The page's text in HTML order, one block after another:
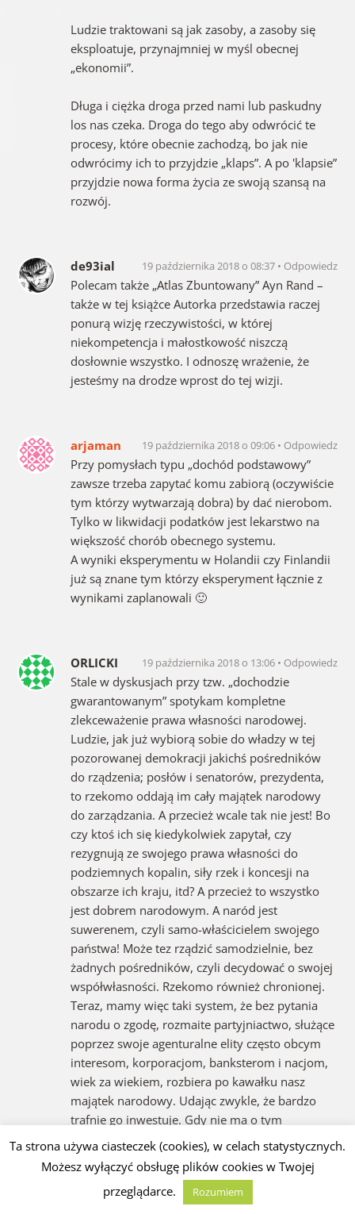
Ludzie traktowani są jak zasoby, a zasoby się
eksploatuje, przynajmniej w myśl obecnej
„ekonomii”.
Długa i ciężka droga przed nami lub paskudny
los nas czeka. Droga do tego aby odwrócić te
procesy, które obecnie zachodzą, bo jak nie
odwrócimy ich to przyjdzie „klaps”. A po 'klapsie”
przyjdzie nowa forma życia ze swoją szansą na
rozwój.
de93ial 19 października 2018 o 08:37 Odpowiedz
Polecam także „Atlas Zbuntowany” Ayn Rand –
także w tej książce Autorka przedstawia raczej
ponurą wizję rzeczywistości, w której
niekompetencja i małostkowość niszczą
dosłownie wszystko. I odnoszę wrażenie, że
jesteśmy na drodze wprost do tej wizji.
arjaman 19 października 2018 o 09:06 Odpowiedz
Przy pomysłach typu „dochód podstawowy”
zawsze trzeba zapytać komu zabiorą (oczywiście
tym którzy wytwarzają dobra) by dać nierobom.
Tylko w likwidacji podatków jest lekarstwo na
większość chorób obecnego systemu.
A wyniki eksperymentu w Holandii czy Finlandii
już są znane tym którzy eksperyment łącznie z
wynikami zaplanowali 🙂
ORLICKI 19 października 2018 o 13:06 Odpowiedz
Stale w dyskusjach przy tzw. „dochodzie
gwarantowanym” spotykam kompletne
zlekceważenie prawa własności narodowej.
Ludzie, jak już wybiorą sobie do władzy w tej
pozorowanej demokracji jakichś pośredników
do rządzenia; posłów i senatorów, prezydenta,
to rzekomo oddają im cały majątek narodowy
do zarządzania. A przecież wcale tak nie jest! Bo
czy ktoś ich się kiedykolwiek zapytał, czy
rezygnują ze swojego prawa własności do
podziemnych kopalin, siły rzek i koncesji na
obszarze ich kraju, itd? A przecież to wszystko
jest dobrem narodowym. A naród jest
suwerenem, czyli samo-właścicielem swojego
państwa! Może tez rządzić samodzielnie, bez
żadnych pośredników, czyli decydować o swojej
współwłasności. Rzekomo również chronionej.
Teraz, mamy więc taki system, że bez pytania
narodu o zgodę, rozmaite partyjniactwo, służące
poprzez swoje agenturalne elity często obcym
interesom, korporacjom, banksterom i nacjom,
wiek za wiekiem, rozbiera po kawałku nasz
majątek narodowy. Udając zwykle, że bardzo
trafnie go inwestuje. Gdy nie ma o tym
najmniejszego pojęcia, bo przeważnie politycy
tych partii nigdy nie ubrudzili się walka o byt
prowadząc własne firmy, walcząc z rynkową
konkurencją o przetrwanie, inwestując własne
Ta strona używa ciasteczek (cookies), w celach statystycznych.
Możesz wyłączyć obsługę plików cookies w Twojej
przeglądarce.
Rozumiem